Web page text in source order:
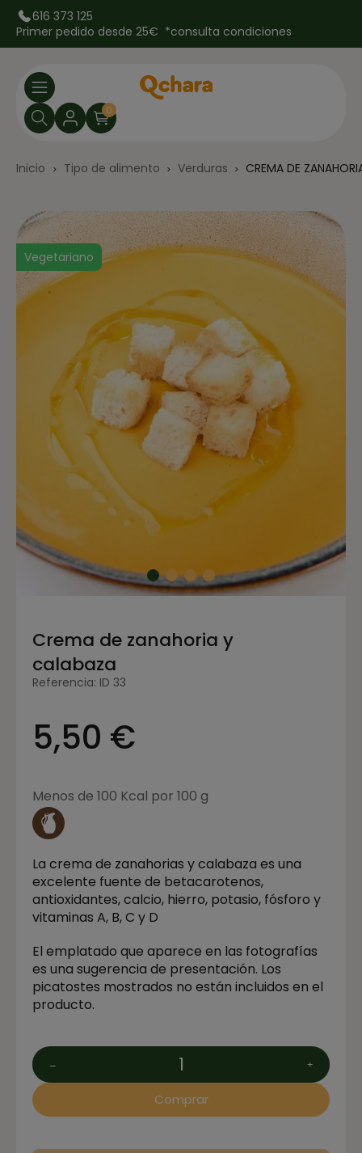
616 373 125
Primer pedido desde 25€ *consulta condiciones
0
Inicio Tipo de alimento Verduras CREMA DE
Vegetariano
Crema de zanahoria y
calabaza
Referencia: ID 33
5,50 €
Menos de 100 Kcal por 100 g
La crema de zanahorias y calabaza es una
excelente fuente de betacarotenos,
antioxidantes, calcio, hierro, potasio, fósforo y
vitaminas A, B, C y D
El emplatado que aparece en las fotografías
es una sugerencia de presentación. Los
picatostes mostrados no están incluidos en el
producto.
Comprar